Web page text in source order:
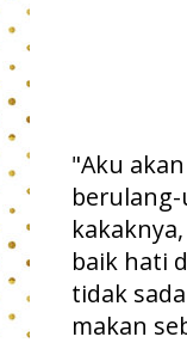
"Aku
baik hati
tidak
makan